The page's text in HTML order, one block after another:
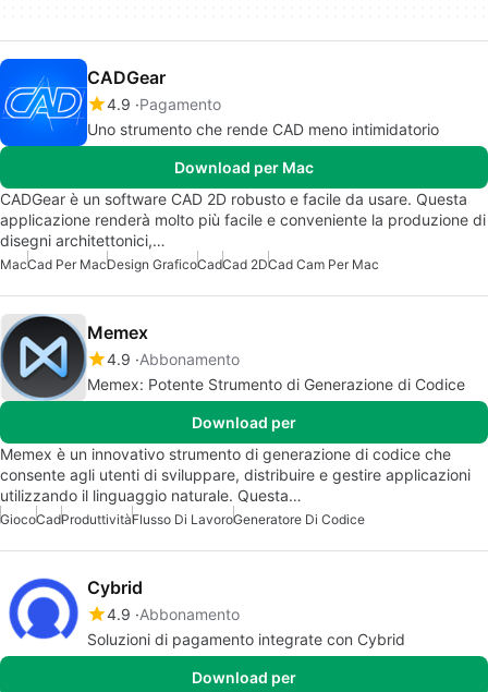
CADGear
4.9 Pagamento
Uno strumento che rende CAD meno intimidatorio
Download per Mac
CADGear è un software CAD 2D robusto e facile da usare. Questa
applicazione renderà molto più facile e conveniente la produzione di
disegni architettonici,…
MacCad Per MacDesign GraficoCadCad 2DCad Cam Per Mac
Memex
4.9 Abbonamento
Memex: Potente Strumento di Generazione di Codice
Download per
Memex è un innovativo strumento di generazione di codice che
consente agli utenti di sviluppare, distribuire e gestire applicazioni
utilizzando il linguaggio naturale. Questa…
GiocoCadProduttivitàFlusso Di LavoroGeneratore Di Codice
Cybrid
4.9 Abbonamento
Soluzioni di pagamento integrate con Cybrid
Download per